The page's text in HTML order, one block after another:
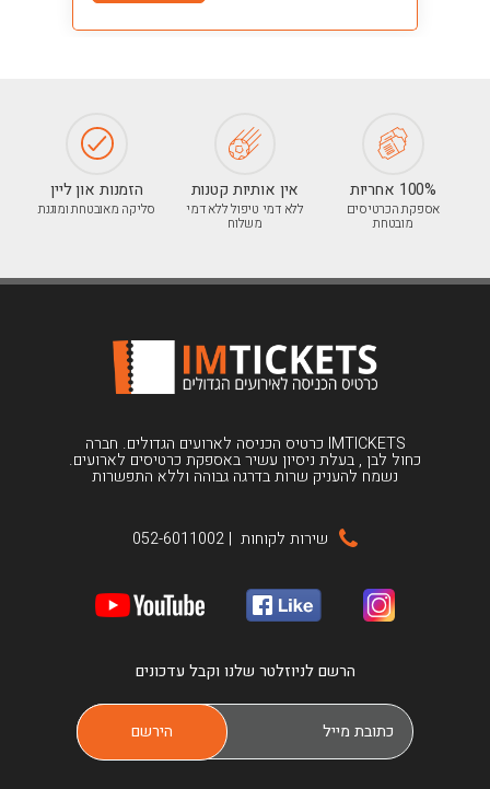
100% אחריות
אספקת הכרטיסים
מובטחת
אין אותיות קטנות
ללא דמי טיפול ללא דמי
משלוח
הזמנות און ליין
סליקה מאובטחת ומוגנת
IMTICKETS כרטיס הכניסה לארועים הגדולים. חברה
כחול לבן , בעלת ניסיון עשיר באספקת כרטיסים לארועים.
נשמח להעניק שרות בדרגה גבוהה וללא התפשרות
שירות לקוחות |
052-6011002
הרשם לניוזלטר שלנו וקבל עדכונים